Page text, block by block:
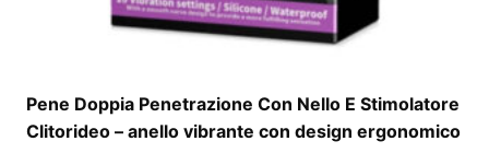
Pene Doppia Penetrazione Con Nello E Stimolatore
Clitorideo – anello vibrante con design ergonomico